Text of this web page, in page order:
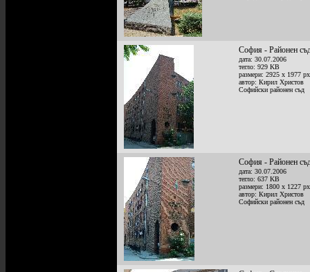
София - Районен
дата: 30.07.2006
тегло: 929 KB
размери: 2925 x 1977
автор: Кирил Христов
Софийски районен съд
София - Районен
дата: 30.07.2006
тегло: 637 KB
размери: 1800 x 1227
автор: Кирил Христов
Софийски районен съд